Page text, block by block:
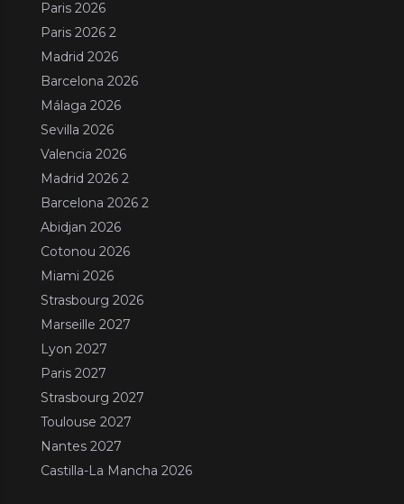
Paris 2026
Paris 2026 2
Madrid 2026
Barcelona 2026
Málaga 2026
Sevilla 2026
Valencia 2026
Madrid 2026 2
Barcelona 2026 2
Abidjan 2026
Cotonou 2026
Miami 2026
Strasbourg 2026
Marseille 2027
Lyon 2027
Paris 2027
Strasbourg 2027
Toulouse 2027
Nantes 2027
Castilla-La Mancha 2026